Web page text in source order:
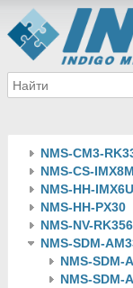
NMS-CM3-
NMS-CS-
NMS-HH-
NMS-HH-PX30
NMS-NV-
NMS-SDM-
NMS-SDM-
NMS-SDM-